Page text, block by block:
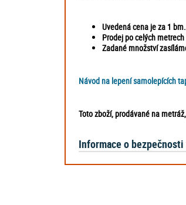
Uvedená cena je za 1 bm.
Prodej po celých
Zadané množství
Návod na lepení samolepících
Toto zboží, prodávané na
Informace o